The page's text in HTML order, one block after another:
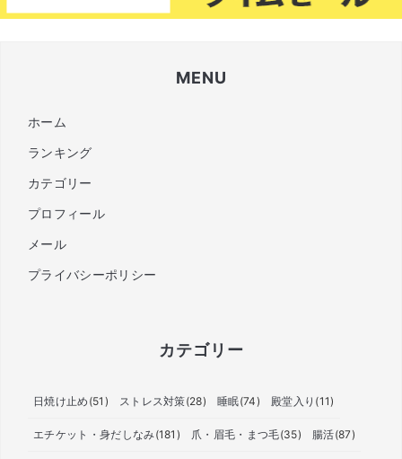
MENU
ホーム
ランキング
カテゴリー
プロフィール
メール
プライバシーポリシー
カテゴリー
日焼け止め (51) ストレス対策(28) 睡眠(74) 殿堂入り (11)
エチケット・身だしなみ(181) 爪・眉毛・まつ毛(35) 腸活(87)